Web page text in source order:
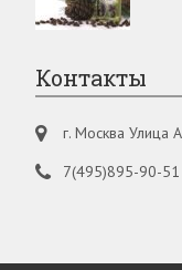
Контакты
г. Москва Улица
7(495)895-90-51